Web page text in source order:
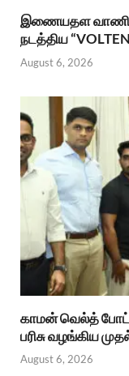
இணையதள
நடத்திய
August 6, 2026
காமன் வெல்த்
பரிசு வழங்கிய
August 6, 2026